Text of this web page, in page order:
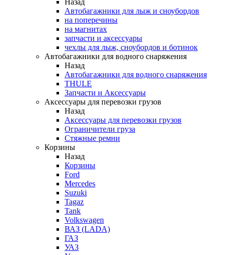
Назад
Автобагажники для лыж и сноубордов
на поперечины
на магнитах
запчасти и аксессуары
чехлы для лыж, сноубордов и ботинок
Автобагажники для водного снаряжения
Назад
Автобагажники для водного снаряжения
THULE
Запчасти и Аксессуары
Аксессуары для перевозки грузов
Назад
Аксессуары для перевозки грузов
Ограничители груза
Стяжные ремни
Корзины
Назад
Корзины
Ford
Mercedes
Suzuki
Tagaz
Tank
Volkswagen
ВАЗ (LADA)
ГАЗ
УАЗ